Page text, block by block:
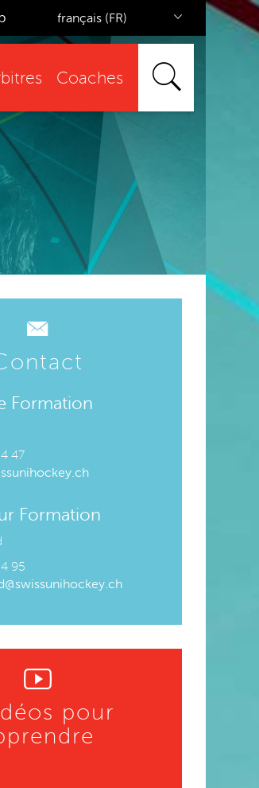
français (FR)
Coaches
Formation
47
Formation
95
pour